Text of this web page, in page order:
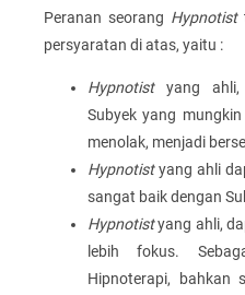
Peranan seorang Hypnotist
persyaratan di atas, yaitu :
Hypnotistyang ahli,
Subyek yang
menolak, menjadi
Hypnotistyang ahli
sangat baik dengan
Hypnotistyang ahli,
lebih fokus.
Hipnoterapi, bahkan